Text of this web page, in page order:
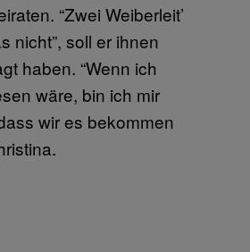
“Zwei Weiberleit’
nicht”, soll er ihnen
haben. “Wenn ich
wäre, bin ich mir
wir es bekommen